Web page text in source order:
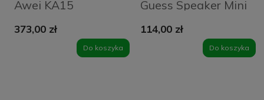
Awei KA15
373,00 zł
Do koszyka
Guess Speaker Mini
114,00 zł
Do koszyka